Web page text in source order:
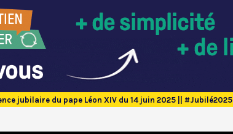
jubilaire du pape Léon XIV du 14 juin 2025 || #Jubilé2025